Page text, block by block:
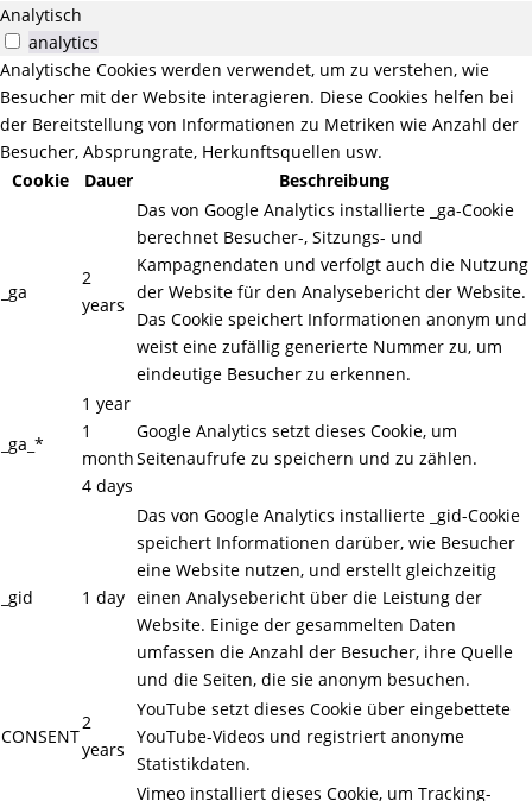
Analytisch
analytics
Analytische Cookies werden verwendet, um zu verstehen, wie
Besucher mit der Website interagieren. Diese Cookies helfen bei
der Bereitstellung von Informationen zu Metriken wie Anzahl der
Besucher, Absprungrate, Herkunftsquellen usw.
Cookie
Dauer Beschreibung
_ga
2
years
Das von Google Analytics installierte _ga-Cookie
berechnet Besucher-, Sitzungs- und
Kampagnendaten und verfolgt auch die Nutzung
der Website für den Analysebericht der Website.
Das Cookie speichert Informationen anonym und
weist eine zufällig generierte Nummer zu, um
eindeutige Besucher zu erkennen.
_ga_*
1 year
1
month
4 days
Google Analytics setzt dieses Cookie, um
Seitenaufrufe zu speichern und zu zählen.
_gid 1 day
Das von Google Analytics installierte _gid-Cookie
speichert Informationen darüber, wie Besucher
eine Website nutzen, und erstellt gleichzeitig
einen Analysebericht über die Leistung der
Website. Einige der gesammelten Daten
umfassen die Anzahl der Besucher, ihre Quelle
und die Seiten, die sie anonym besuchen.
CONSENT
2
years
YouTube setzt dieses Cookie über eingebettete
YouTube-Videos und registriert anonyme
Statistikdaten.
Vimeo installiert dieses Cookie, um Tracking-